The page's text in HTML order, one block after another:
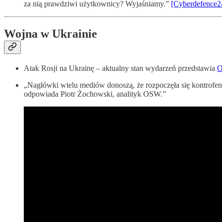
za nią prawdziwi użytkownicy? Wyjaśniamy.”
Wojna w Ukrainie
Atak Rosji na Ukrainę – aktualny stan wydarzeń przedstawia
„Nagłówki wielu mediów donoszą, że rozpoczęła się
odpowiada Piotr Żochowski, analityk OSW.”